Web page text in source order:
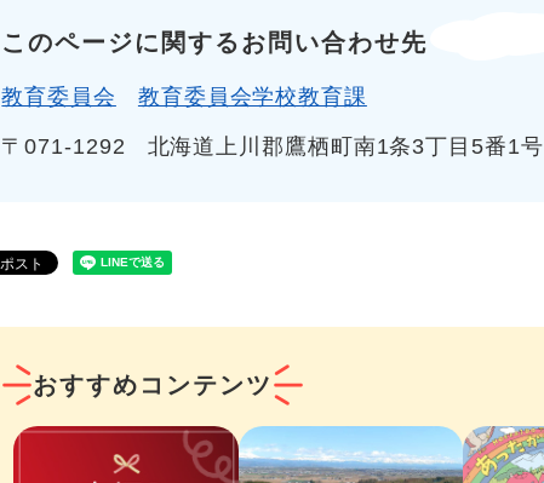
このページに関するお問い合わせ先
教育委員会 教育委員会学校教育課
〒071-1292 北海道上川郡鷹栖町南1条3丁目5番1号
おすすめコンテンツ